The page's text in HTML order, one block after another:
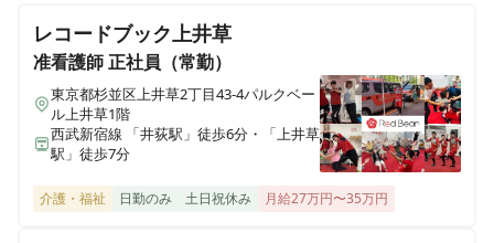
院です✨
准看護師 正社員（常勤）
※夜勤専従※【月9ｰ10回勤務】「自分や自分の家族を安
心して預けられる病院を目指します」医療療養型の病院
です✨
レコードブック上井草
准看護師正社員（常勤）
東京都杉並区上井草2丁目43-4パルクベー
ル上井草1階
西武新宿線 「井荻駅」徒歩6分・「上井草
駅」徒歩7分
介護・福祉 日勤のみ 土日祝休み 月給27万円〜35万円